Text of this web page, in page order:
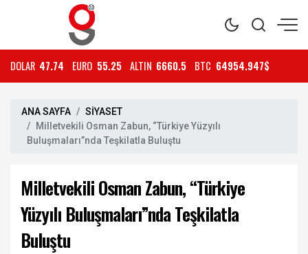
DOLAR 47.74 EURO 55.25 ALTIN 6660.5 BTC 64954.947$
ANA SAYFA
SİYASET
Milletvekili Osman Zabun, “Türkiye Yüzyılı
Buluşmaları”nda Teşkilatla Buluştu
Milletvekili Osman Zabun, “Türkiye
Yüzyılı Buluşmaları”nda Teşkilatla
Buluştu